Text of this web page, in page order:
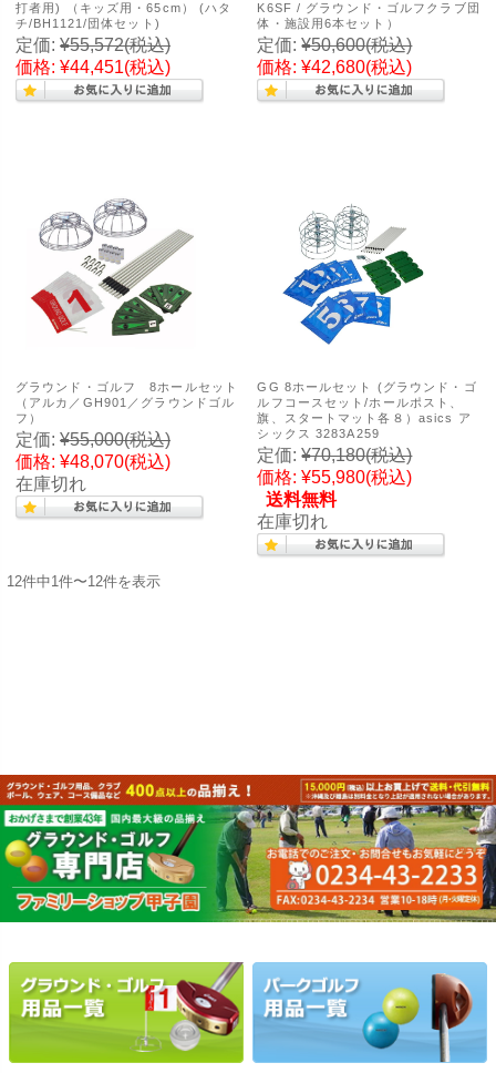
打者用) （キッズ用・65cm） (ハタ
チ/BH1121/団体セット)
定価: ¥55,572(税込)
価格: ¥44,451(税込)
K6SF / グラウンド・ゴルフクラブ団
体・施設用6本セット）
定価: ¥50,600(税込)
価格: ¥42,680(税込)
グラウンド・ゴルフ 8ホールセット
（アルカ／GH901／グラウンドゴル
フ）
定価: ¥55,000(税込)
価格: ¥48,070(税込)
在庫切れ
GG 8ホールセット (グラウンド・ゴ
ルフコースセット/ホールポスト、
旗、スタートマット各８）asics ア
シックス 3283A259
定価: ¥70,180(税込)
価格: ¥55,980(税込)
送料無料
在庫切れ
12件中1件〜12件を表示